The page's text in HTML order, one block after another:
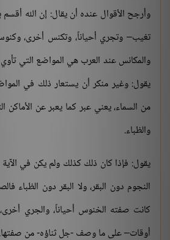
وأرجح الأقوال عنده أن يقال: إن الله
تغيب– وتجري أحياناً، وتكنس أخرى،
والمكانس عند العرب هي المواضع التي تأوي
يقول: وغير منكر أن يستعار ذلك في
من السماء، يعني عبر كما يعبر عن الأماكن
والظباء.
يقول: فإذا كان ذلك كذلك ولم يكن في الآية
النجوم دون البقر، ولا البقر دون الظباء
كانت صفته الخنوس أحياناً، والجري
أوقات– على ما وصف -جل ثناؤه- من صفتها.